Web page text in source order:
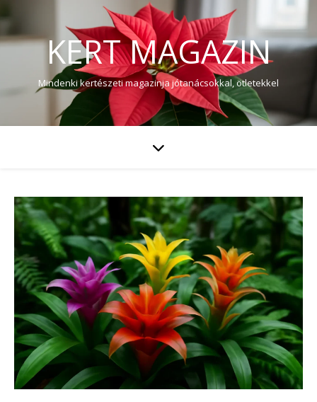
KERT MAGAZIN
Mindenki kertészeti magazinja jótanácsokkal, ötletekkel